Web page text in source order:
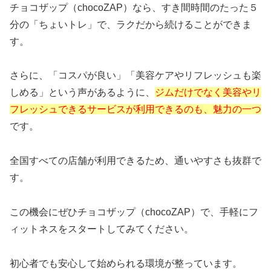
チョコザップ（chocoZAP）なら、すき間時間のたった５
分の「ちょいトレ」で、ラクだから続けることができま
す。
さらに、「コスパが良い」「美容ケアやリフレッシュも楽
しめる」という声があるように、
ジムだけでなく美容やリ
フレッシュできるサービスが利用できるのも、魅力の一つ
です。
全国すべての店舗が利用できるため、通いやすさも抜群で
す。
この機会にぜひチョコザップ（chocoZAP）で、手軽にフ
ィットネスをスタートしてみてください。
初心者でも安心して始められる環境が整っています。